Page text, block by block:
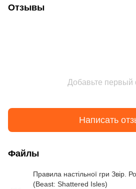
Отзывы
Добавьте первый
Написать
Файлы
Правила настільної гри Звір.
(Beast: Shattered Isles)